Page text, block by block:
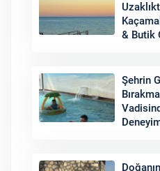
& Butik
Şehrin